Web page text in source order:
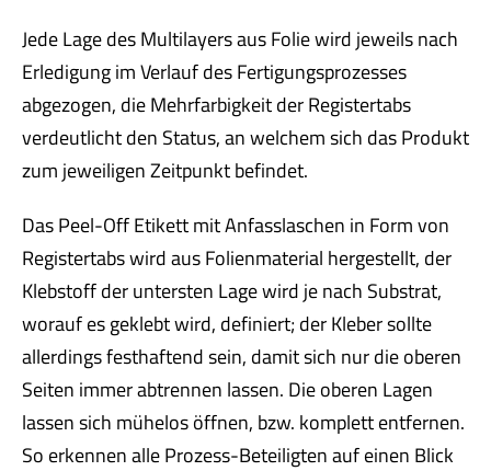
Jede Lage des Multilayers aus Folie wird jeweils nach
Erledigung im Verlauf des Fertigungsprozesses
abgezogen, die Mehrfarbigkeit der Registertabs
verdeutlicht den Status, an welchem sich das Produkt
zum jeweiligen Zeitpunkt befindet.
Das Peel-Off Etikett mit Anfasslaschen in Form von
Registertabs wird aus Folienmaterial hergestellt, der
Klebstoff der untersten Lage wird je nach Substrat,
worauf es geklebt wird, definiert; der Kleber sollte
allerdings festhaftend sein, damit sich nur die oberen
Seiten immer abtrennen lassen. Die oberen Lagen
lassen sich mühelos öffnen, bzw. komplett entfernen.
So erkennen alle Prozess-Beteiligten auf einen Blick